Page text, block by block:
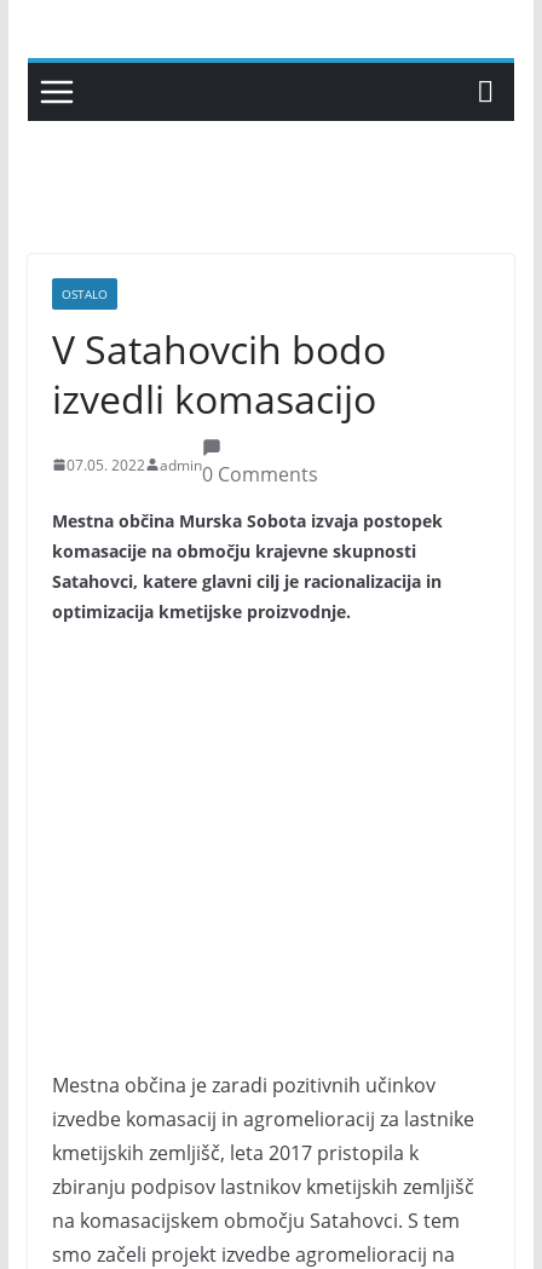
content
OSTALO
V Satahovcih bodo
izvedli komasacijo
07.05. 2022 admin0 Comments
Mestna občina Murska Sobota izvaja postopek
komasacije na območju krajevne skupnosti
Satahovci, katere glavni cilj je racionalizacija in
optimizacija kmetijske proizvodnje.
Mestna občina je zaradi pozitivnih učinkov
izvedbe komasacij in agromelioracij za lastnike
kmetijskih zemljišč, leta 2017 pristopila k
zbiranju podpisov lastnikov kmetijskih zemljišč
na komasacijskem območju Satahovci. S tem
smo začeli projekt izvedbe agromelioracij na